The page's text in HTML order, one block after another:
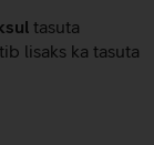
tasuta
lisaks ka tasuta